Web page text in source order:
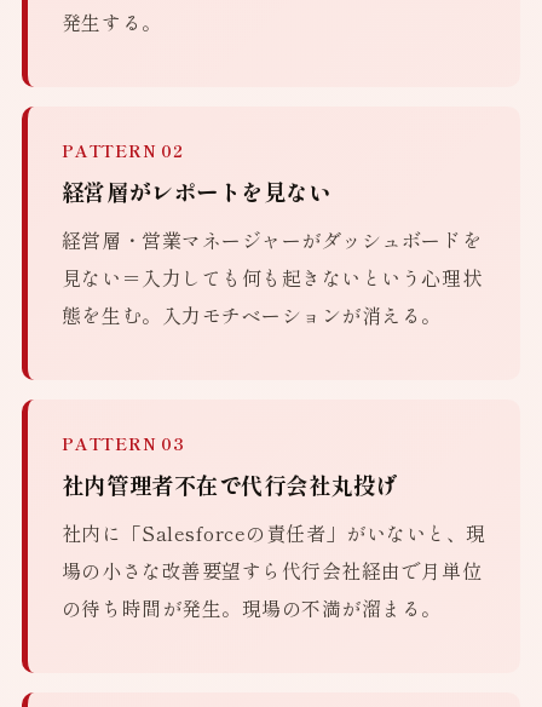
発生する。
PATTERN 02
経営層がレポートを見ない
経営層・営業マネージャーがダッシュボードを
見ない＝入力しても何も起きないという心理状
態を生む。入力モチベーションが消える。
PATTERN 03
社内管理者不在で代行会社丸投げ
社内に「Salesforceの責任者」がいないと、現
場の小さな改善要望すら代行会社経由で月単位
の待ち時間が発生。現場の不満が溜まる。